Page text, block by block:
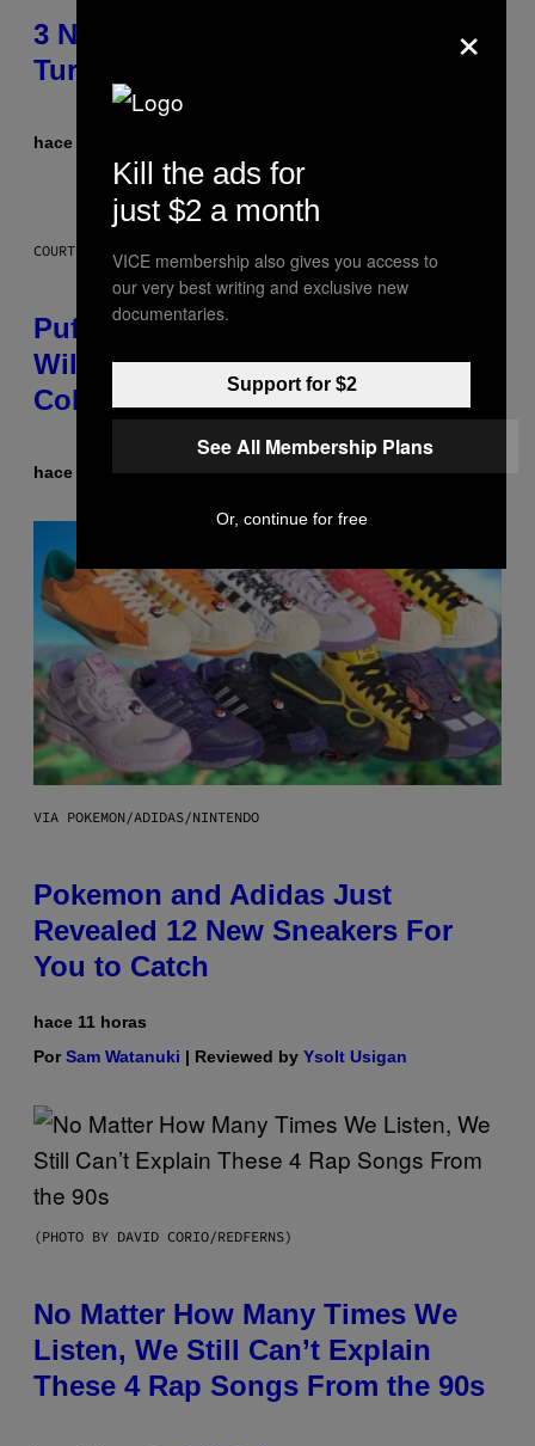
3 No-Skip Britpop Albums
Turning 30 This Year
hace 9 horas
COURTESY OF PUFFCO
Puffco Went Full Gamer With Its
Wild New Plasma Peak Pro
Colorway
hace 10 horasPorMaha Haq| Reviewed byYsolt Usigan
VIA POKEMON/ADIDAS/NINTENDO
Pokemon and Adidas Just
Revealed 12 New Sneakers For
You to Catch
hace 11 horas
PorSam Watanuki | Reviewed by Ysolt Usigan
(PHOTO BY DAVID CORIO/REDFERNS)
No Matter How Many Times We
Listen, We Still Can’t Explain
These 4 Rap Songs From the 90s
×
Kill the ads for
just $2 a month
VICE membership also gives you access to
our very best writing and exclusive new
documentaries.
Support for $2
See All Membership Plans
Or, continue for free